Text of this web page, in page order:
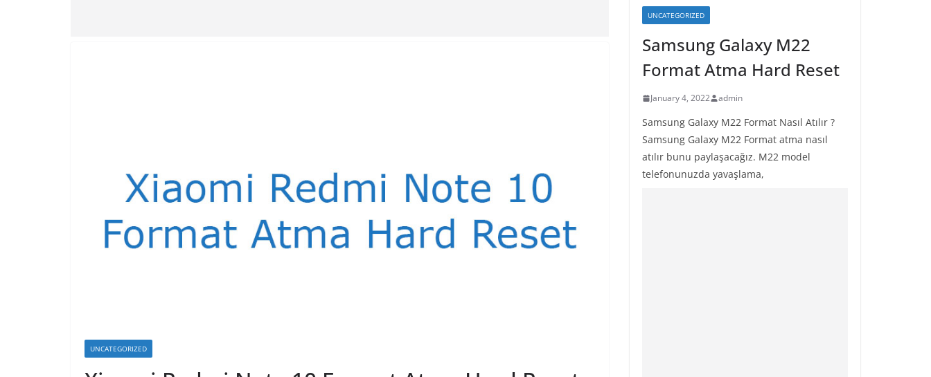
UNCATEGORIZED
UNCATEGORIZED
Samsung Galaxy M22
Format Atma Hard Reset
January 4, 2022 admin
Samsung Galaxy M22 Format Nasıl Atılır ?
Samsung Galaxy M22 Format atma nasıl
atılır bunu paylaşacağız. M22 model
telefonunuzda yavaşlama,